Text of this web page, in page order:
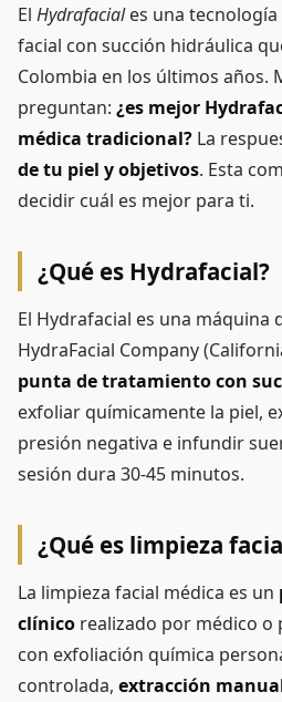
El Hydrafaciales una
facial con succión hidráulica
Colombia en los últimos años.
preguntan: ¿es mejor
médica tradicional? La
de tu piel y objetivos. Esta
decidir cuál es mejor para ti.
¿Qué es Hydrafacial?
El Hydrafacial es una máquina
HydraFacial Company
punta de tratamiento con
exfoliar químicamente la piel,
presión negativa e infundir
sesión dura 30-45 minutos.
¿Qué es limpieza
La limpieza facial médica es un
clínico realizado por médico
con exfoliación química
controlada, extracción